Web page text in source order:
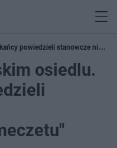
powiedzieli stanowcze nie dla
osiedlu.